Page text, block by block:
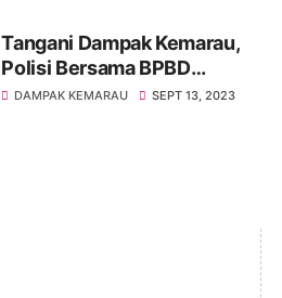
Tangani Dampak Kemarau,
Polisi Bersama BPBD
Nganjuk Salurkan Air Bersih
DAMPAK KEMARAU SEPT 13, 2023